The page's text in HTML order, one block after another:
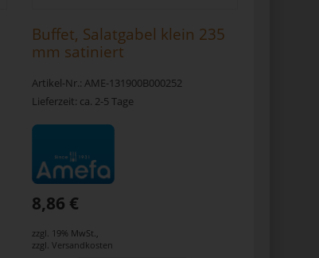
Buffet, Salatgabel klein 235
mm satiniert
Artikel-Nr.: AME-131900B000252
Lieferzeit: ca. 2-5 Tage
8,86 €
zzgl. 19% MwSt.
zzgl. Versandkosten